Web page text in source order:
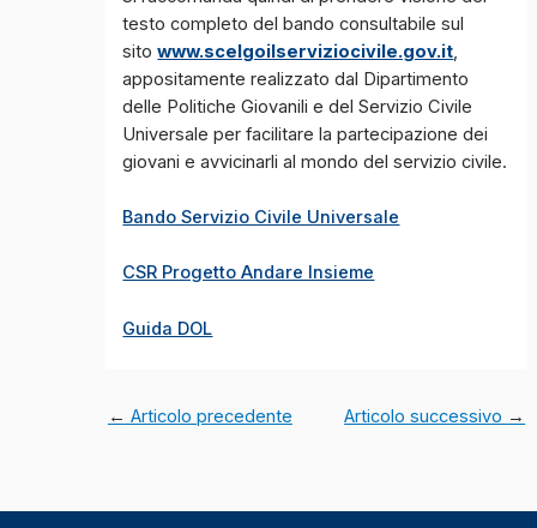
testo completo del bando consultabile sul
sitowww.scelgoilserviziocivile.gov.it,
appositamente realizzato dal Dipartimento
delle Politiche Giovanili e del Servizio Civile
Universale per facilitare la partecipazione dei
giovani e avvicinarli al mondo del servizio civile.
Bando Servizio Civile Universale
CSR Progetto Andare Insieme
Guida DOL
← Articolo precedente Articolo successivo →